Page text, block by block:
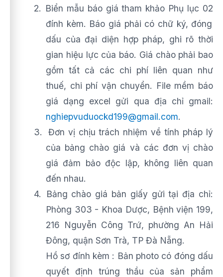
2. Biển mẫu báo giá tham khảo Phụ lục 02
đính kèm. Báo giá phải có chữ ký, đóng
dấu của đại diện hợp pháp, ghi rõ thời
gian hiệu lực của báo. Giá chào phải bao
gồm tất cả các chi phí liên quan như
thuế, chi phí vận chuyển. File mềm báo
giá dạng excel gửi qua địa chỉ gmail:
nghiepvuduockd199@gmail.com.
3.
Đơn vị chịu trách nhiệm về tính pháp lý
của bảng chào giá và các đơn vị chào
giá đảm bảo độc lập, không liên quan
đến nhau.
4.
Bảng chào giá bản giấy gửi tại địa chỉ:
Phòng 303 - Khoa Dược, Bệnh viện 199,
216 Nguyễn Công Trứ, phường An Hải
Đông, quận Sơn Trà, TP Đà Nẵng.
Hồ sơ đính kèm : Bản photo có đóng dấu
quyết định trúng thầu của sản phẩm